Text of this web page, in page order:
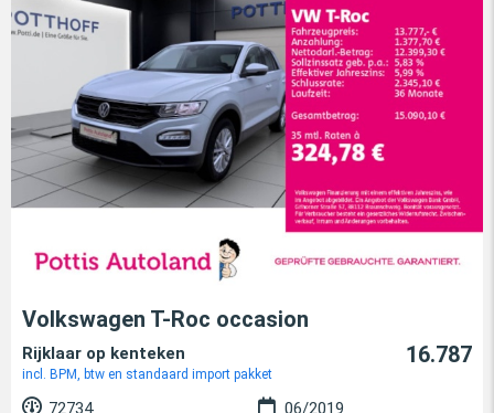
Volkswagen T-Roc occasion
Rijklaar op kenteken
incl. BPM, btw en standaard import pakket
16.787